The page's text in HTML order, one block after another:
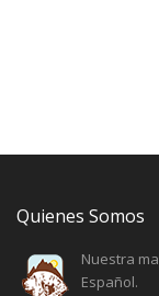
Quienes Somos
Nuestra
Español.